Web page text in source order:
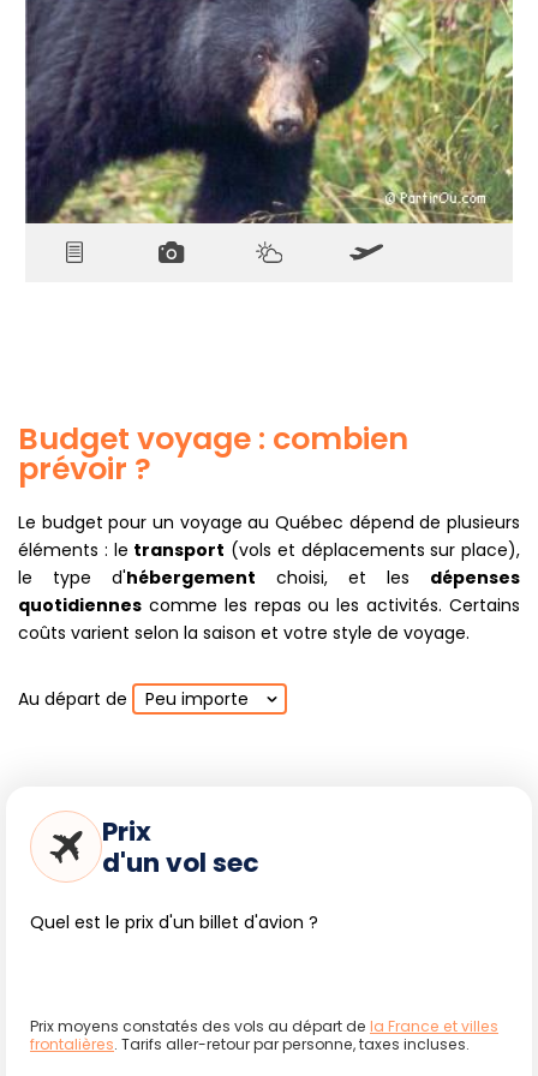
gastronomie locale, activités sportives ou moments de
contemplation en toutes saisons. Les possibilités sont
multiples : laissez-vous guider par vos envies et les
couleurs changeantes de la province.
Budget voyage : combien
prévoir ?
Le budget pour un voyage au Québec dépend de plusieurs
éléments : le transport (vols et déplacements sur place),
le type d'hébergement choisi, et les dépenses
quotidiennes comme les repas ou les activités. Certains
coûts varient selon la saison et votre style de voyage.
Au départ de Peu importe
Prix
d'un vol sec
Quel est le prix d'un billet d'avion ?
Prix moyens constatés des vols au départ de la France et villes
frontalières. Tarifs aller-retour par personne, taxes incluses.